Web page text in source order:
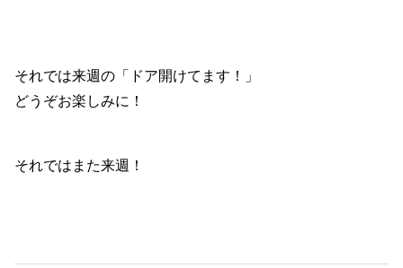
それでは来週の「ドア開けてます！」
どうぞお楽しみに！
それではまた来週！